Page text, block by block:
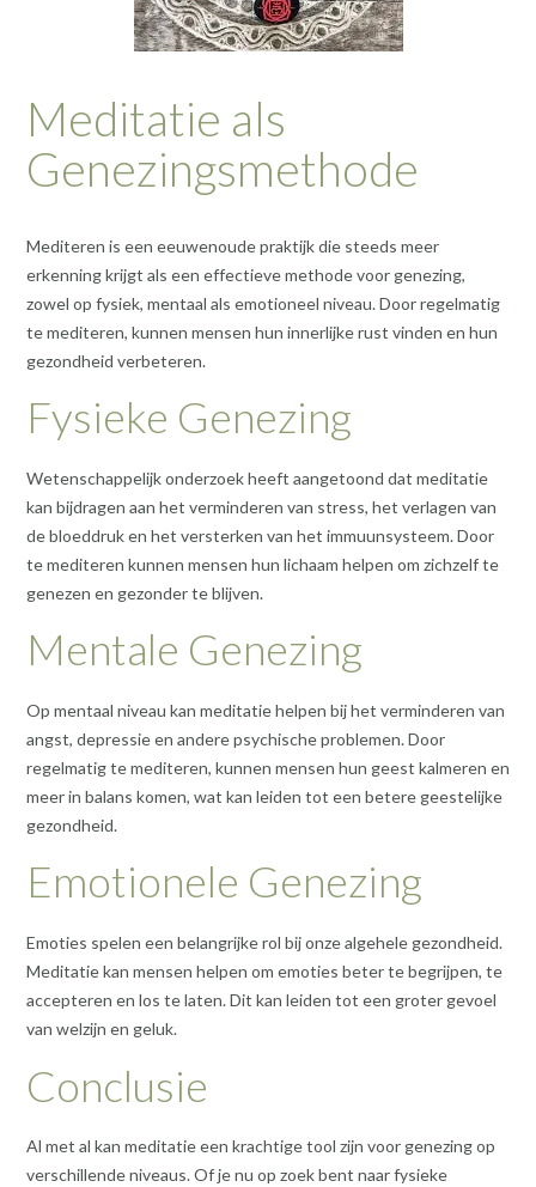
Meditatie als
Genezingsmethode
Mediteren is een eeuwenoude praktijk die steeds meer
erkenning krijgt als een effectieve methode voor genezing,
zowel op fysiek, mentaal als emotioneel niveau. Door regelmatig
te mediteren, kunnen mensen hun innerlijke rust vinden en hun
gezondheid verbeteren.
Fysieke Genezing
Wetenschappelijk onderzoek heeft aangetoond dat meditatie
kan bijdragen aan het verminderen van stress, het verlagen van
de bloeddruk en het versterken van het immuunsysteem. Door
te mediteren kunnen mensen hun lichaam helpen om zichzelf te
genezen en gezonder te blijven.
Mentale Genezing
Op mentaal niveau kan meditatie helpen bij het verminderen van
angst, depressie en andere psychische problemen. Door
regelmatig te mediteren, kunnen mensen hun geest kalmeren en
meer in balans komen, wat kan leiden tot een betere geestelijke
gezondheid.
Emotionele Genezing
Emoties spelen een belangrijke rol bij onze algehele gezondheid.
Meditatie kan mensen helpen om emoties beter te begrijpen, te
accepteren en los te laten. Dit kan leiden tot een groter gevoel
van welzijn en geluk.
Conclusie
Al met al kan meditatie een krachtige tool zijn voor genezing op
verschillende niveaus. Of je nu op zoek bent naar fysieke